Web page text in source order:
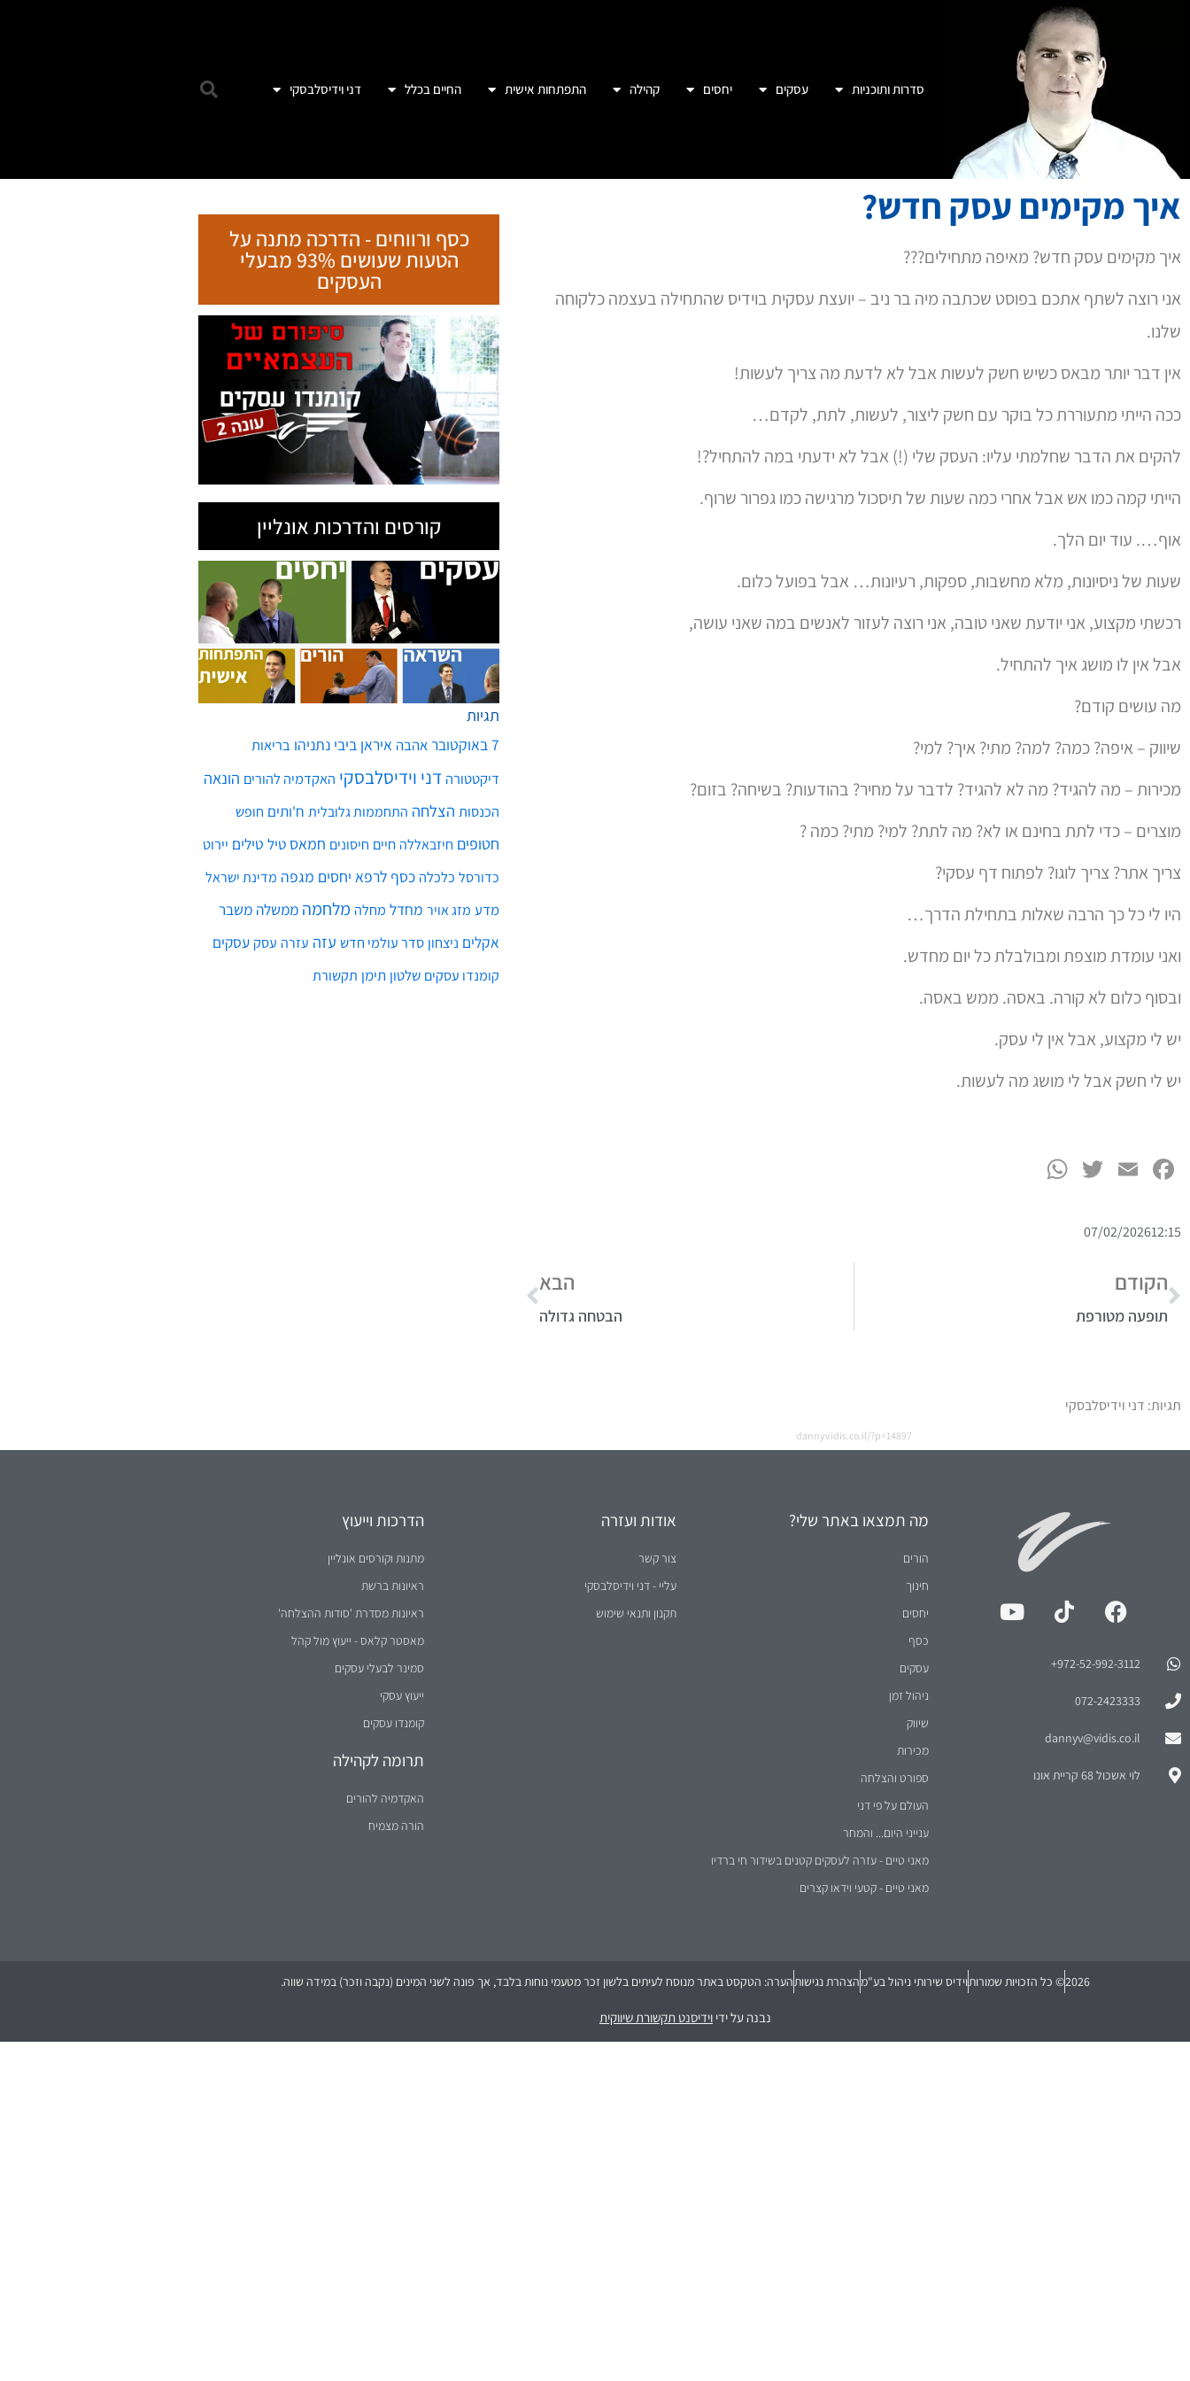
סדרות ותוכניות עסקים יחסים קהילה התפתחות אישית החיים בכלל דני וידיסלבסקי
איך מקימים עסק חדש?
איך מקימים עסק חדש? מאיפה מתחילים???
אני רוצה לשתף אתכם בפוסט שכתבה מיה בר ניב – יועצת עסקית בוידיס שהתחילה בעצמה כלקוחה
שלנו.
אין דבר יותר מבאס כשיש חשק לעשות אבל לא לדעת מה צריך לעשות!
ככה הייתי מתעוררת כל בוקר עם חשק ליצור, לעשות, לתת, לקדם…
להקים את הדבר שחלמתי עליו: העסק שלי (!) אבל לא ידעתי במה להתחיל?!
הייתי קמה כמו אש אבל אחרי כמה שעות של תיסכול מרגישה כמו גפרור שרוף.
אוף…. עוד יום הלך.
שעות של ניסיונות, מלא מחשבות, ספקות, רעיונות… אבל בפועל כלום.
רכשתי מקצוע, אני יודעת שאני טובה, אני רוצה לעזור לאנשים במה שאני עושה,
אבל אין לו מושג איך להתחיל.
מה עושים קודם?
שיווק – איפה? כמה? למה? מתי? איך? למי?
מכירות – מה להגיד? מה לא להגיד? לדבר על מחיר? בהודעות? בשיחה? בזום?
מוצרים – כדי לתת בחינם או לא? מה לתת? למי? מתי? כמה ?
צריך אתר? צריך לוגו? לפתוח דף עסקי?
היו לי כל כך הרבה שאלות בתחילת הדרך…
ואני עומדת מוצפת ומבולבלת כל יום מחדש.
ובסוף כלום לא קורה. באסה. ממש באסה.
יש לי מקצוע, אבל אין לי עסק.
יש לי חשק אבל לי מושג מה לעשות.
Facebook
Email
Twitter
12:15
07/02/2026
הקודם
תופעה מטורפת
הבא
הבטחה גדולה
תגיות: דני וידיסלבסקי
dannyvidis.co.il/?p=14897
כסף ורווחים - הדרכה מתנה על
הטעות שעושים 93% מבעלי
העסקים
קורסים והדרכות אונליין
תגיות
7 באוקטובר
אהבה איראן ביבי נתניהו בריאות
דיקטטורה דני וידיסלבסקי האקדמיה להורים הונאה
הכנסות הצלחה התחממות גלובלית ח'ותים חופש
חטופים חיזבאללה חיים חיסונים חמאס טיל טילים יירוט
כדורסל כלכלה כסף לרפא יחסים מגפה מדינת ישראל
מדע מזג אויר מחדל מחלה מלחמה ממשלה משבר
אקלים ניצחון סדר עולמי חדש עזה עזרה עסק עסקים
קומנדו עסקים שלטון תימן תקשורת
972-52-992-3112⁩+
072-2423333
dannyv@vidis.co.il
לוי אשכול 68 קריית אונו
מה תמצאו באתר שלי?
הורים
חינוך
יחסים
כסף
עסקים
ניהול זמן
שיווק
מכירות
ספורט והצלחה
העולם על פי דני
ענייני היום... והמחר
מאני טיים - עזרה לעסקים קטנים בשידור חי ברדיו
מאני טיים - קטעי וידאו קצרים
אודות ועזרה
צור קשר
עליי - דני וידיסלבסקי
תקנון ותנאי שימוש
הדרכות וייעוץ
מתנות וקורסים אונליין
ראיונות ברשת
ראיונות מסדרת 'סודות ההצלחה'
מאסטר קלאס - ייעוץ מול קהל
סמינר לבעלי עסקים
ייעוץ עסקי
קומנדו עסקים
תרומה לקהילה
האקדמיה להורים
הורה מצמיח
2026© כל הזכויות שמורותוידיס שירותי ניהול בע"מהצהרת נגישותהערה: הטקסט באתר מנוסח לעיתים בלשון זכר מטעמי נוחות בלבד, אך פונה לשני המינים (נקבה וזכר) במידה שווה.
נבנה על ידי וידיסנט תקשורת שיווקית
Email